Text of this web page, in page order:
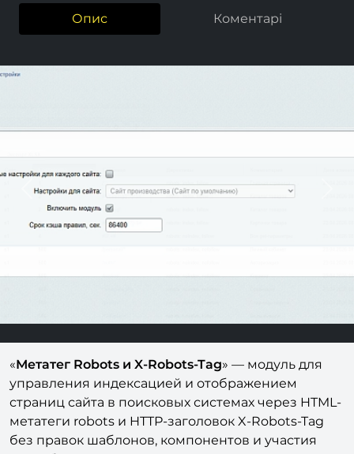
Опис Коментарі
Previous
управления индексацией и отображением
страниц сайта в поисковых системах через HTML-
метатеги robots и HTTP-заголовок X-Robots-Tag
без правок шаблонов, компонентов и участия
разработчика.